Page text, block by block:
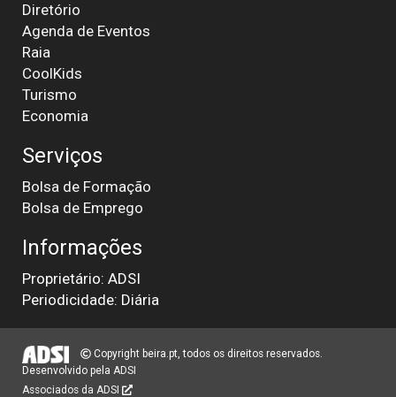
Diretório
Agenda de Eventos
Raia
CoolKids
Turismo
Economia
Serviços
Bolsa de Formação
Bolsa de Emprego
Informações
Proprietário: ADSI
Periodicidade: Diária
Copyright beira.pt, todos os direitos reservados.
Desenvolvido pela ADSI
Associados da ADSI